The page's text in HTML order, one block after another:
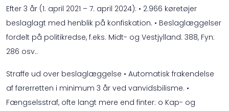
Efter 3 år (1. april 2021 – 7. april 2024): • 2.966 køretøjer
beslaglagt med henblik på konfiskation. • Beslaglæggelser
fordelt på politikredse, f.eks. Midt- og Vestjylland: 388, Fyn:
286 osv..
Straffe ud over beslaglæggelse • Automatisk frakendelse
af førerretten i minimum 3 år ved vanvidsbilisme. •
Fængselsstraf, ofte langt mere end finter: o Kap- og